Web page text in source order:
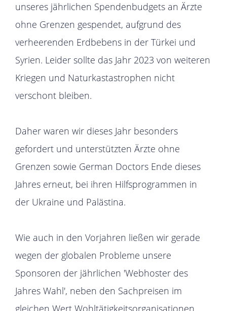
unseres jährlichen Spendenbudgets an Ärzte
ohne Grenzen gespendet, aufgrund des
verheerenden Erdbebens in der Türkei und
Syrien. Leider sollte das Jahr 2023 von weiteren
Kriegen und Naturkastastrophen nicht
verschont bleiben.
Daher waren wir dieses Jahr besonders
gefordert und unterstützten Ärzte ohne
Grenzen sowie German Doctors Ende dieses
Jahres erneut, bei ihren Hilfsprogrammen in
der Ukraine und Palästina.
Wie auch in den Vorjahren ließen wir gerade
wegen der globalen Probleme unsere
Sponsoren der jährlichen 'Webhoster des
Jahres Wahl', neben den Sachpreisen im